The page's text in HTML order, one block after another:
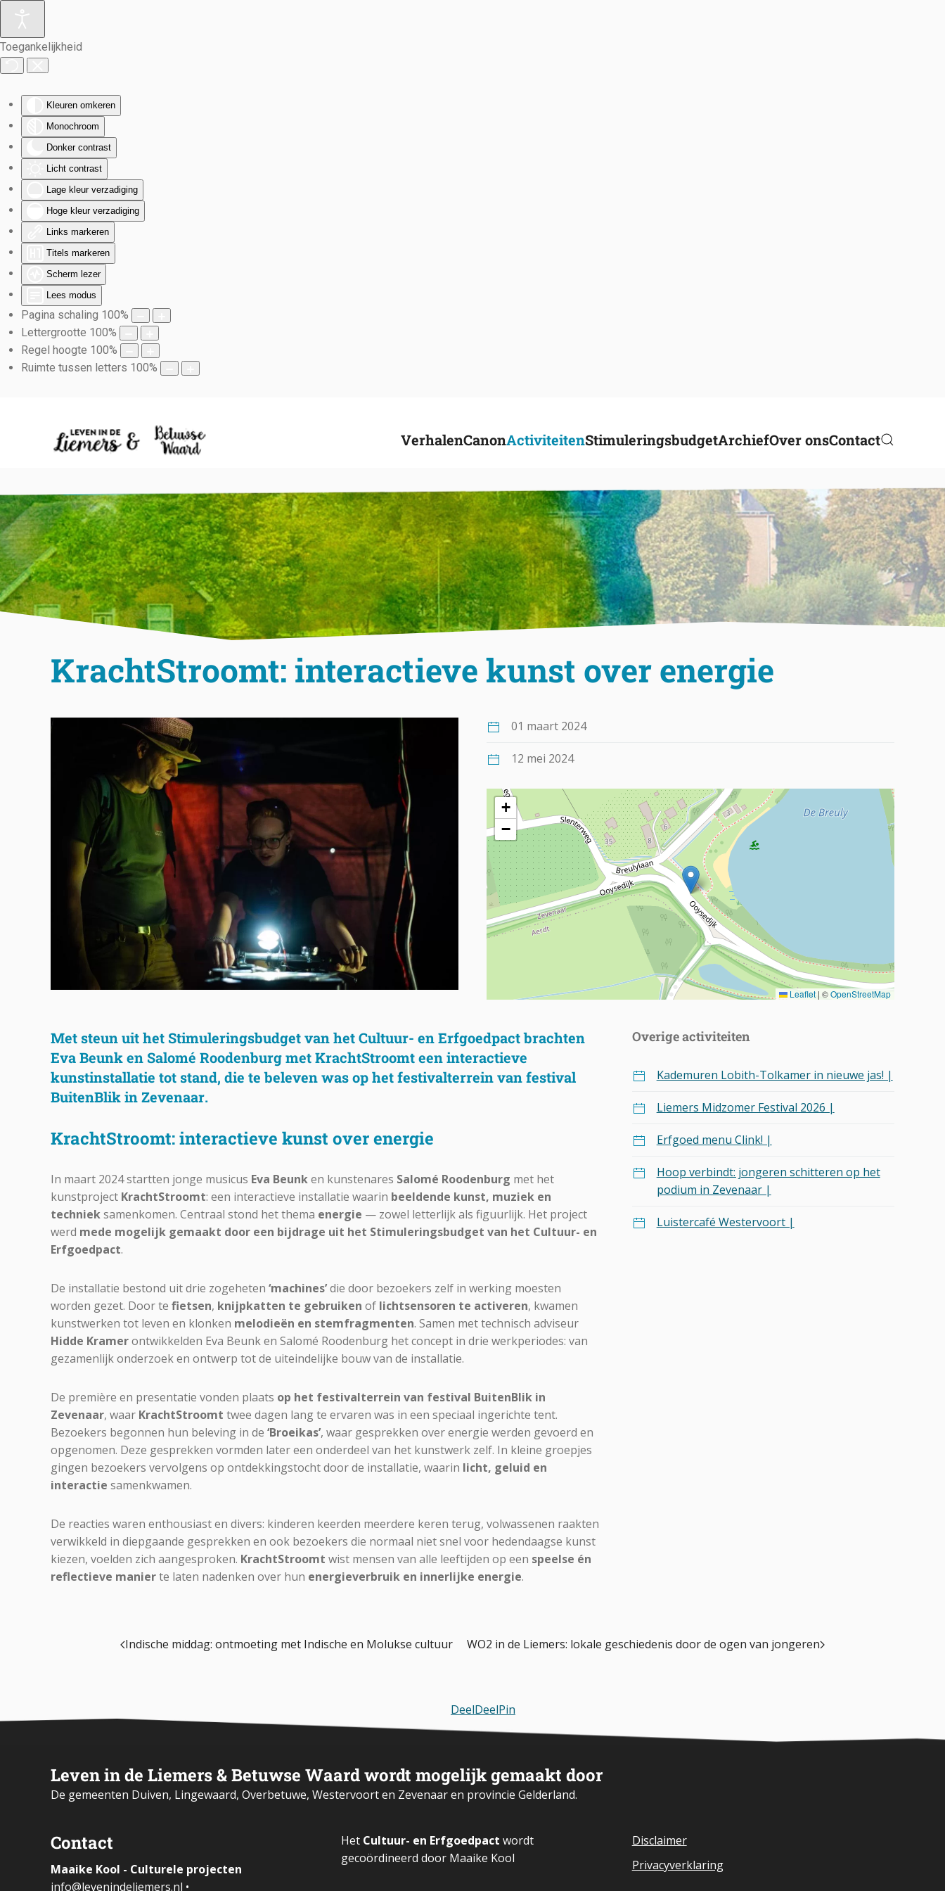
Toegankelijkheid
Kleuren omkeren
Monochroom
Donker contrast
Licht contrast
Lage kleur verzadiging
Hoge kleur verzadiging
Links markeren
Titels markeren
Scherm lezer
Lees modus
Pagina schaling 100%
Lettergrootte 100%
Regel hoogte 100%
Ruimte tussen letters 100%
Terug naar hoofdinhoud
VerhalenCanonActiviteitenStimuleringsbudgetArchiefOver onsContact
KrachtStroomt: interactieve kunst over energie
01 maart 2024
12 mei 2024
+
−
Leaflet | ©OpenStreetMap
Met steun uit het Stimuleringsbudget van het Cultuur- en Erfgoedpact brachten
Eva Beunk en Salomé Roodenburg metKrachtStroomteeninteractieve
kunstinstallatie tot stand, die te beleven wasop het festivalterrein van festival
BuitenBlik in Zevenaar.
KrachtStroomt: interactieve kunst over energie
In maart 2024 startten jonge musicus Eva Beunken kunstenares Salomé Roodenburg met het
kunstproject KrachtStroomt: een interactieve installatie waarin beeldende kunst, muziek en
technieksamenkomen. Centraal stond het thema energie — zowel letterlijk als figuurlijk. Het project
werd mede mogelijk gemaakt door een bijdrage uit het Stimuleringsbudget van het Cultuur- en
Erfgoedpact.
De installatie bestond uit drie zogeheten ‘machines’die door bezoekers zelf in werking moesten
worden gezet. Door te fietsen, knijpkatten te gebruiken of lichtsensoren te activeren, kwamen
kunstwerken tot leven en klonken melodieën en stemfragmenten. Samen met technisch adviseur
Hidde Kramerontwikkelden Eva Beunk en Salomé Roodenburg het concept in drie werkperiodes: van
gezamenlijk onderzoek en ontwerp tot de uiteindelijke bouw van de installatie.
De première en presentatie vonden plaats op het festivalterrein van festival BuitenBlik in
Zevenaar, waar KrachtStroomt twee dagen lang te ervaren was in een speciaal ingerichte tent.
Bezoekers begonnen hun beleving in de ‘Broeikas’, waar gesprekken over energie werden gevoerd en
opgenomen. Deze gesprekken vormden later een onderdeel van het kunstwerk zelf. In kleine groepjes
gingen bezoekers vervolgens op ontdekkingstocht door de installatie, waarin licht, geluid en
interactie samenkwamen.
De reacties waren enthousiast en divers: kinderen keerden meerdere keren terug, volwassenen raakten
verwikkeld in diepgaande gesprekken en ook bezoekers die normaal niet snel voor hedendaagse kunst
kiezen, voelden zich aangesproken. KrachtStroomt wist mensen van alle leeftijden op een speelse én
reflectieve manierte laten nadenken over hun energieverbruik en innerlijke energie.
Overige activiteiten
Kademuren Lobith-Tolkamer in nieuwe jas! |
Liemers Midzomer Festival 2026 |
Erfgoed menu Clink! |
Hoop verbindt: jongeren schitteren op het
podium in Zevenaar |
Luistercafé Westervoort |
Indische middag: ontmoeting met Indische en Molukse cultuur WO2 in de Liemers: lokale geschiedenis door de ogen van jongeren
DeelDeelPin
Leven in de Liemers & Betuwse Waard wordt mogelijk gemaakt door
De gemeenten Duiven, Lingewaard, Overbetuwe, Westervoort en Zevenaar en provincie Gelderland.
Contact
Maaike Kool - Culturele projecten
info@levenindeliemers.nl •
Het Cultuur- en Erfgoedpact wordt
gecoördineerd door Maaike Kool
Disclaimer
Privacyverklaring